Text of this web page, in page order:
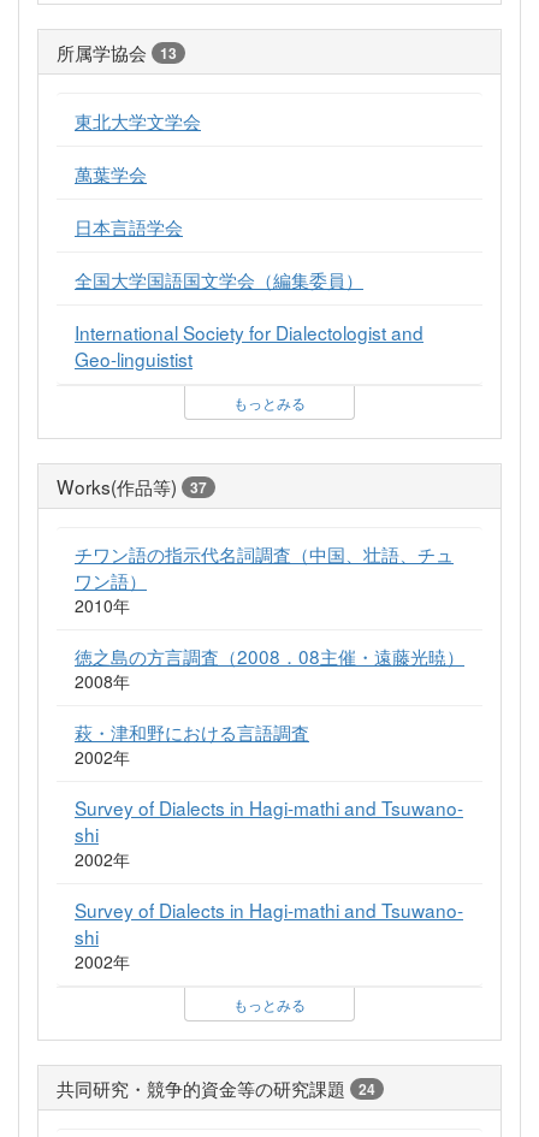
所属学協会 13
東北大学文学会
萬葉学会
日本言語学会
全国大学国語国文学会（編集委員）
International Society for Dialectologist and
Geo-linguistist
もっとみる
Works(作品等) 37
チワン語の指示代名詞調査（中国、壮語、チュ
ワン語）
2010年
徳之島の方言調査（2008．08主催・遠藤光暁）
2008年
萩・津和野における言語調査
2002年
Survey of Dialects in Hagi-mathi and Tsuwano-
shi
2002年
Survey of Dialects in Hagi-mathi and Tsuwano-
shi
2002年
もっとみる
共同研究・競争的資金等の研究課題 24